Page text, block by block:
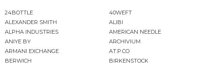
24BOTTLE
40WEFT
ALEXANDER SMITH
ALIBI
ALPHA INDUSTRIES
AMERICAN NEEDLE
ANIYE BY
ARCHIVIUM
ARMANI EXCHANGE
AT.P.CO
BERWICH
BIRKENSTOCK